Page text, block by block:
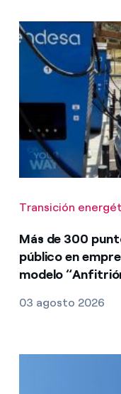
Transición
Más de 300
público en
modelo
03 agosto 2026